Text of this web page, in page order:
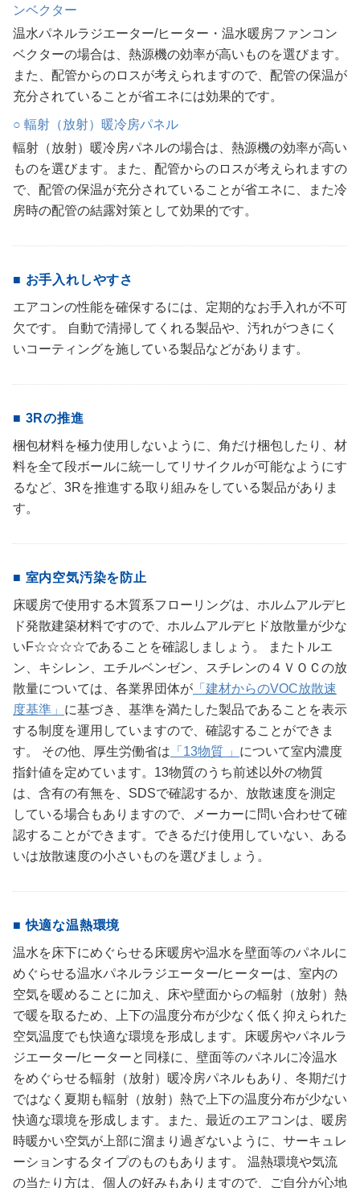
ンベクター
温水パネルラジエーター/ヒーター・温水暖房ファンコン
ベクターの場合は、熱源機の効率が高いものを選びます。
また、配管からのロスが考えられますので、配管の保温が
充分されていることが省エネには効果的です。
○ 輻射（放射）暖冷房パネル
輻射（放射）暖冷房パネルの場合は、熱源機の効率が高い
ものを選びます。また、配管からのロスが考えられますの
で、配管の保温が充分されていることが省エネに、また冷
房時の配管の結露対策として効果的です。
■ お手入れしやすさ
エアコンの性能を確保するには、定期的なお手入れが不可
欠です。 自動で清掃してくれる製品や、汚れがつきにく
いコーティングを施している製品などがあります。
■ 3Rの推進
梱包材料を極力使用しないように、角だけ梱包したり、材
料を全て段ボールに統一してリサイクルが可能なようにす
るなど、3Rを推進する取り組みをしている製品がありま
す。
■ 室内空気汚染を防止
床暖房で使用する木質系フローリングは、ホルムアルデヒ
ド発散建築材料ですので、ホルムアルデヒド放散量が少な
いF☆☆☆☆であることを確認しましょう。 またトルエ
ン、キシレン、エチルベンゼン、スチレンの４ＶＯＣの放
散量については、各業界団体が 「建材からのVOC放散速
度基準」 に基づき、基準を満たした製品であることを表示
する制度を運用していますので、確認することができま
す。 その他、厚生労働省は 「13物質 」 について室内濃度
指針値を定めています。13物質のうち前述以外の物質
は、含有の有無を、SDSで確認するか、放散速度を測定
している場合もありますので、メーカーに問い合わせて確
認することができます。できるだけ使用していない、ある
いは放散速度の小さいものを選びましょう。
■ 快適な温熱環境
温水を床下にめぐらせる床暖房や温水を壁面等のパネルに
めぐらせる温水パネルラジエーター/ヒーターは、室内の
空気を暖めることに加え、床や壁面からの輻射（放射）熱
で暖を取るため、上下の温度分布が少なく低く抑えられた
空気温度でも快適な環境を形成します。床暖房やパネルラ
ジエーター/ヒーターと同様に、壁面等のパネルに冷温水
をめぐらせる輻射（放射）暖冷房パネルもあり、冬期だけ
ではなく夏期も輻射（放射）熱で上下の温度分布が少ない
快適な環境を形成します。また、最近のエアコンは、暖房
時暖かい空気が上部に溜まり過ぎないように、サーキュレ
ーションするタイプのものもあります。 温熱環境や気流
の当たり方は、個人の好みもありますので、ご自分が心地